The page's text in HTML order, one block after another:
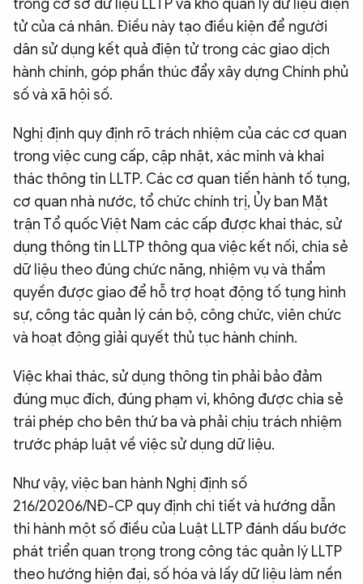
trong cơ sở dữ liệu LLTP và kho quản lý dữ liệu điện
tử của cá nhân. Điều này tạo điều kiện để người
dân sử dụng kết quả điện tử trong các giao dịch
hành chính, góp phần thúc đẩy xây dựng Chính phủ
số và xã hội số.
Nghị định quy định rõ trách nhiệm của các cơ quan
trong việc cung cấp, cập nhật, xác minh và khai
thác thông tin LLTP. Các cơ quan tiến hành tố tụng,
cơ quan nhà nước, tổ chức chính trị, Ủy ban Mặt
trận Tổ quốc Việt Nam các cấp được khai thác, sử
dụng thông tin LLTP thông qua việc kết nối, chia sẻ
dữ liệu theo đúng chức năng, nhiệm vụ và thẩm
quyền được giao để hỗ trợ hoạt động tố tụng hình
sự, công tác quản lý cán bộ, công chức, viên chức
và hoạt động giải quyết thủ tục hành chính.
Việc khai thác, sử dụng thông tin phải bảo đảm
đúng mục đích, đúng phạm vi, không được chia sẻ
trái phép cho bên thứ ba và phải chịu trách nhiệm
trước pháp luật về việc sử dụng dữ liệu.
Như vậy, việc ban hành Nghị định số
216/20206/NĐ-CP quy định chi tiết và hướng dẫn
thi hành một số điều của Luật LLTP đánh dấu bước
phát triển quan trọng trong công tác quản lý LLTP
theo hướng hiện đại, số hóa và lấy dữ liệu làm nền